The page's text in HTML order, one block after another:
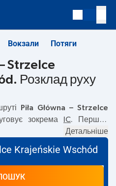
Вокзали Потяги
– Strzelce
Розклад руху
Piła Główna – Strzelce
зокрема IC. Перший
з вокзалу PKP Piła Główna.
Krajeńskie Wschód вирушає о
–Strzelce Krajeńskie
потяги:TLK— пропонують
довший час подорожі.
Детальніше
Krajeńskie Wschód